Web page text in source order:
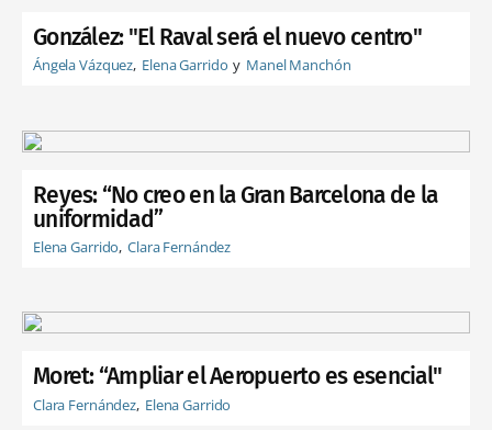
González: "El Raval será el nuevo centro"
Ángela Vázquez Elena Garrido Manel Manchón
Reyes: “No creo en la Gran Barcelona de la
uniformidad”
Elena Garrido Clara Fernández
Moret: “Ampliar el Aeropuerto es esencial"
Clara Fernández Elena Garrido